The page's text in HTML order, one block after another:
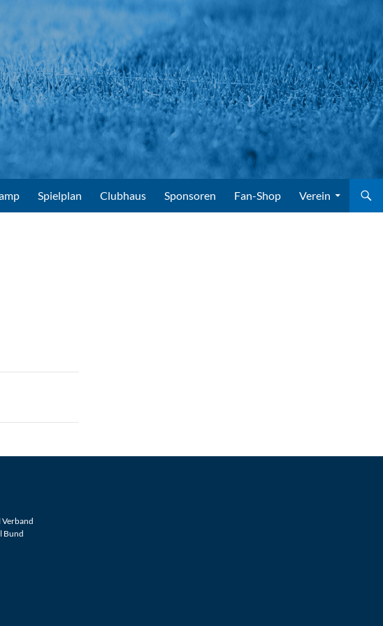
Spielplan Clubhaus Sponsoren Fan-Shop Verein
Verband
Bund